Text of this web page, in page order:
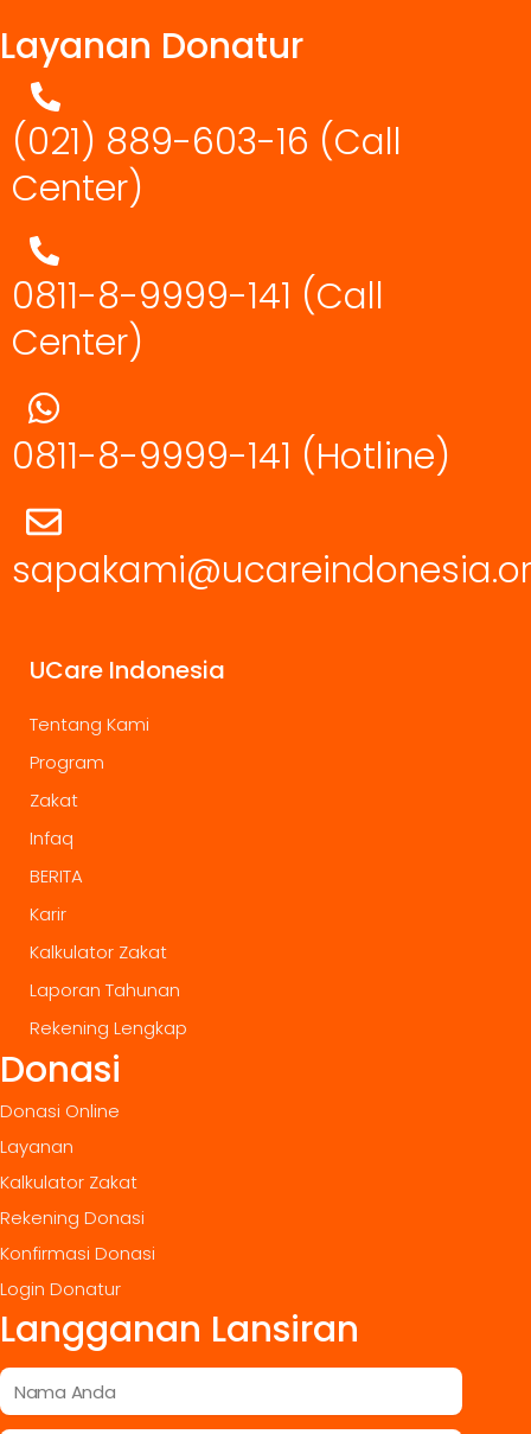
Layanan Donatur
(021) 889-603-16 (Call
Center)
0811-8-9999-141 (Call
Center)
0811-8-9999-141 (Hotline)
UCare Indonesia
Tentang Kami
Program
Zakat
Infaq
BERITA
Karir
Kalkulator Zakat
Laporan Tahunan
Rekening Lengkap
Donasi
Donasi Online
Layanan
Kalkulator Zakat
Rekening Donasi
Konfirmasi Donasi
Login Donatur
Langganan Lansiran